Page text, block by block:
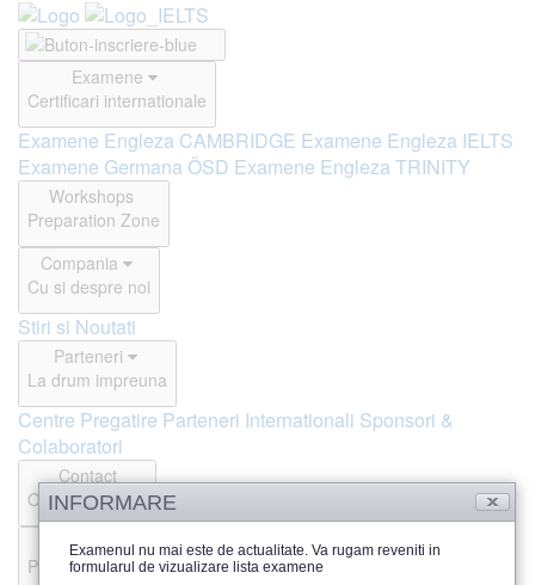
Examene
Certificari internationale
Examene Engleza CAMBRIDGE Examene Engleza IELTS
Examene Germana ÖSD Examene Engleza TRINITY
Workshops
Preparation Zone
Compania
Cu si despre noi
Stiri si Noutati
Parteneri
La drum impreuna
Centre Pregatire Parteneri Internationali Sponsori &
Colaboratori
Contact
Offline si Online
Recenzii
Parerea publicului
INFORMARE
Examenul nu mai este de actualitate. Va rugam reveniti in
formularul de vizualizare lista examene